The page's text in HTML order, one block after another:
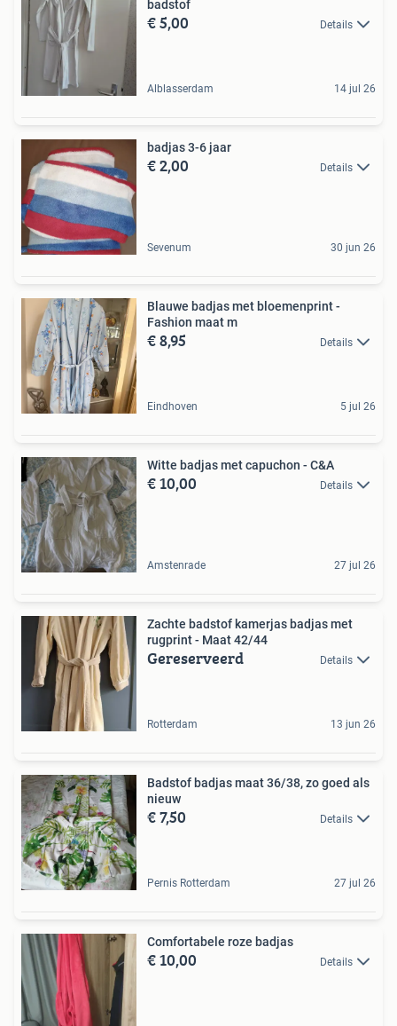
badstof
€ 5,00 Details
Alblasserdam 14 jul 26
badjas 3-6 jaar
€ 2,00 Details
Sevenum 30 jun 26
Blauwe badjas met bloemenprint -
Fashion maat m
€ 8,95 Details
Eindhoven 5 jul 26
Witte badjas met capuchon - C&A
€ 10,00 Details
Amstenrade 27 jul 26
Zachte badstof kamerjas badjas met
rugprint - Maat 42/44
Gereserveerd Details
Rotterdam 13 jun 26
Badstof badjas maat 36/38, zo goed als
nieuw
€ 7,50 Details
Pernis Rotterdam 27 jul 26
Comfortabele roze badjas
€ 10,00 Details